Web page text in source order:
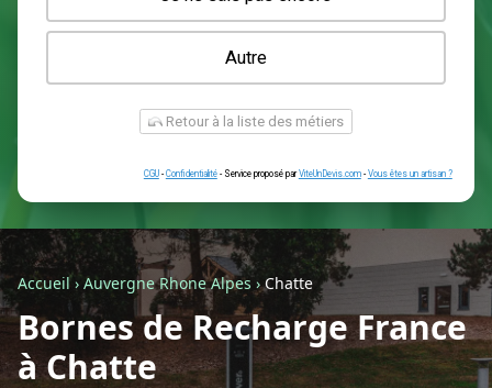
Une prise renforcée (type greenup)
Une simple prise
Je ne sais pas encore
Autre
Retour à la liste des métiers
Accueil› Auvergne Rhone Alpes›Chatte
Bornes de Recharge France
à Chatte